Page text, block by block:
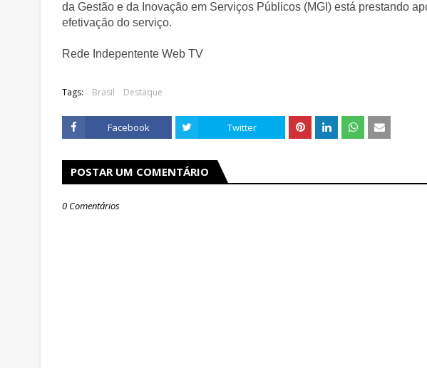
da Gestão e da Inovação em Serviços Públicos (MGI) está prestando
efetivação do serviço.
Rede Indepentente Web TV
Tags: Brasil Destaque
Facebook Twitter
POSTAR UM COMENTÁRIO
0 Comentários